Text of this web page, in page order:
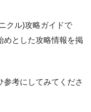
クル)攻略ガイドで
めとした攻略情報を掲
考にしてみてくださ